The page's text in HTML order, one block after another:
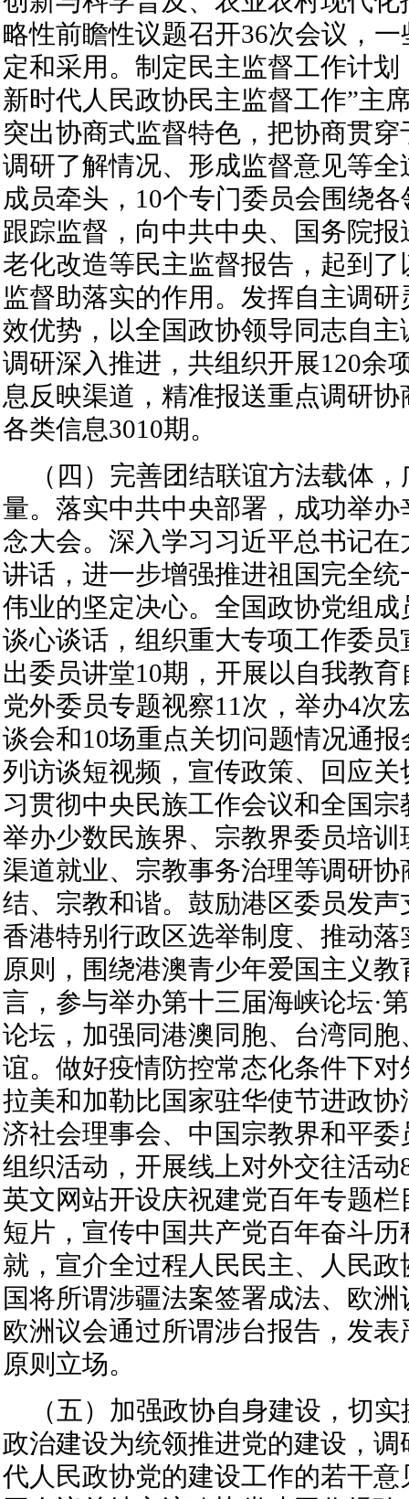
略性前瞻性议题召开36次会议，
定和采用。制定民主监督工作计
新时代人民政协民主监督工作”主
突出协商式监督特色，把协商贯
调研了解情况、形成监督意见等
成员牵头，10个专门委员会围绕
跟踪监督，向中共中央、国务院
老化改造等民主监督报告，起到
监督助落实的作用。发挥自主调
效优势，以全国政协领导同志自
调研深入推进，共组织开展120余
息反映渠道，精准报送重点调研
各类信息3010期。
（四）完善团结联谊方法载体
量。落实中共中央部署，成功举办
念大会。深入学习习近平总书记
讲话，进一步增强推进祖国完全
伟业的坚定决心。全国政协党组成
谈心谈话，组织重大专项工作委员
出委员讲堂10期，开展以自我教
党外委员专题视察11次，举办4次
谈会和10场重点关切问题情况通报
列访谈短视频，宣传政策、回应
习贯彻中央民族工作会议和全国
举办少数民族界、宗教界委员培
渠道就业、宗教事务治理等调研
结、宗教和谐。鼓励港区委员发
香港特别行政区选举制度、推动落
原则，围绕港澳青少年爱国主义
言，参与举办第十三届海峡论坛·
论坛，加强同港澳同胞、台湾同
谊。做好疫情防控常态化条件下
拉美和加勒比国家驻华使节进政
济社会理事会、中国宗教界和平
组织活动，开展线上对外交往活动
英文网站开设庆祝建党百年专题
短片，宣传中国共产党百年奋斗
就，宣介全过程人民民主、人民
国将所谓涉疆法案签署成法、欧
欧洲议会通过所谓涉台报告，发
原则立场。
（五）加强政协自身建设，切
政治建设为统领推进党的建设，
代人民政协党的建设工作的若干